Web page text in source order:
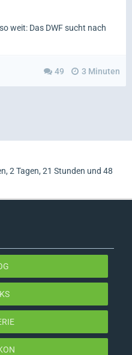
weit: Das DWF sucht nach
49 3 Minuten
2 Tagen, 21 Stunden und 48